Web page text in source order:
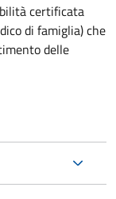
certificata
di famiglia) che
delle